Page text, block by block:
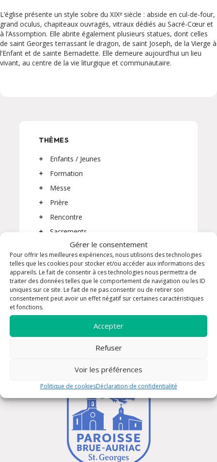
Gérer le consentement
Pour offrir les meilleures expériences, nous utilisons des technologies
telles que les cookies pour stocker et/ou accéder aux informations des
appareils. Le fait de consentir à ces technologies nous permettra de
traiter des données telles que le comportement de navigation ou les ID
uniques sur ce site. Le fait de ne pas consentir ou de retirer son
consentement peut avoir un effet négatif sur certaines caractéristiques
et fonctions.
Accepter
Refuser
Voir les préférences
Politique de cookiesDéclaration de confidentialité
L’église présente un style sobre du XIXᵉ siècle : abside en cul-de-four,
grand oculus, chapiteaux ouvragés, vitraux dédiés au Sacré-Cœur et
à l’Assomption. Elle abrite également plusieurs statues, dont celles
de saint Georges terrassant le dragon, de saint Joseph, de la Vierge à
l’Enfant et de sainte Bernadette. Elle demeure aujourd’hui un lieu
vivant, au centre de la vie liturgique et communautaire.
THÈMES
Enfants / Jeunes
Formation
Messe
Prière
Rencontre
Sacrements
Solidarité